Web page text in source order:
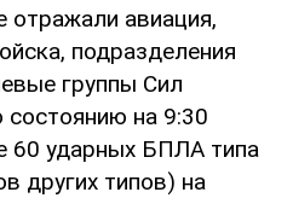
отражали авиация,
подразделения
группы Сил
на 9:30
60 ударных БПЛА типа
других типов) на